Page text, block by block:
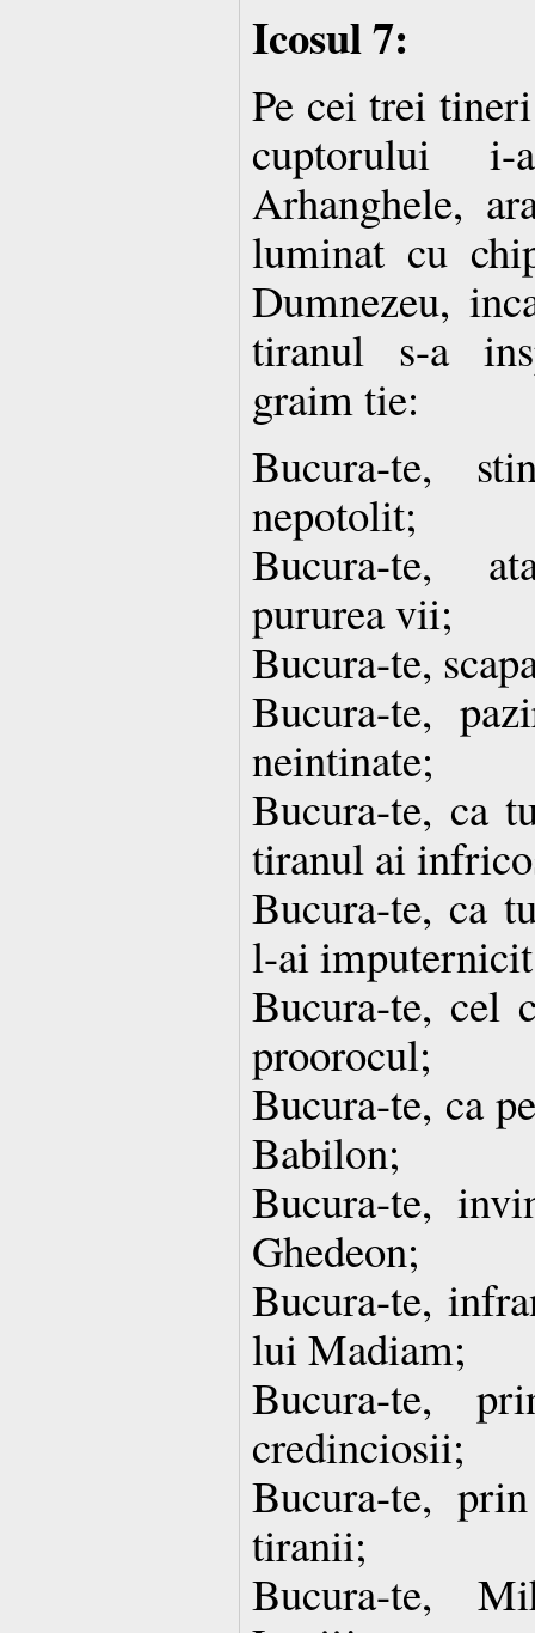
Icosul 7:
Pe cei trei
cuptorului
Arhanghele,
luminat cu
Dumnezeu,
tiranul s-a
graim tie:
Bucura-te,
nepotolit;
Bucura-te,
pururea vii;
Bucura-te,
Bucura-te,
neintinate;
Bucura-te, ca
tiranul ai
Bucura-te, ca
l-ai
Bucura-te, cel
proorocul;
Bucura-te, ca
Babilon;
Bucura-te,
Ghedeon;
Bucura-te,
lui Madiam;
Bucura-te,
credinciosii;
Bucura-te,
tiranii;
Bucura-te,